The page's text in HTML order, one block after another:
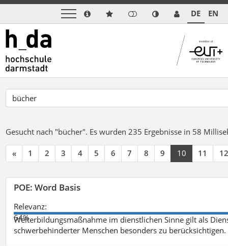
DE EN
Gesucht nach "bücher". Es wurden 235 Ergebnisse in 58
« 1 2 3 4 5 6 7 8 9 10 11 12
POE: Word Basis
Relevanz:
64%
Weiterbildungsmaßnahme im dienstlichen Sinne gilt als
schwerbehinderter Menschen besonders zu berücksichtigen.